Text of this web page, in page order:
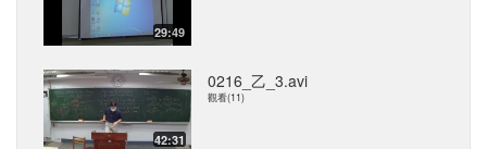
29:49
42:31
0216_乙_3.avi
觀看(11)